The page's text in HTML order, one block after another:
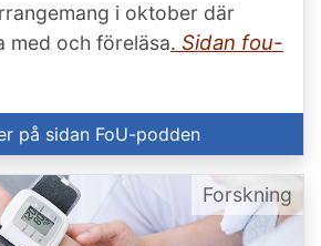
i oktober där
med och föreläsa. Sidan fou-
på sidan FoU-podden
Forskning